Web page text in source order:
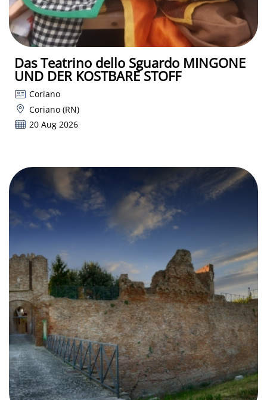
Das Teatrino dello Sguardo MINGONE
UND DER KOSTBARE STOFF
Coriano
Coriano (RN)
20 Aug 2026